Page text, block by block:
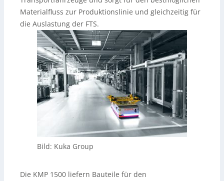
Materialfluss zur Produktionslinie und gleichzeitig für
die Auslastung der FTS.
Bild: Kuka Group
Die KMP 1500 liefern Bauteile für den